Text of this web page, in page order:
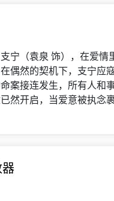
宁（袁泉 饰），在爱情
然的契机下，支宁应
案接连发生，所有人
开启，当爱意被执念裹
器